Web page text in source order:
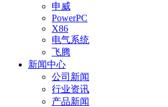
申威
PowerPC
X86
电气系统
飞腾
新闻中心
公司新闻
行业资讯
产品新闻